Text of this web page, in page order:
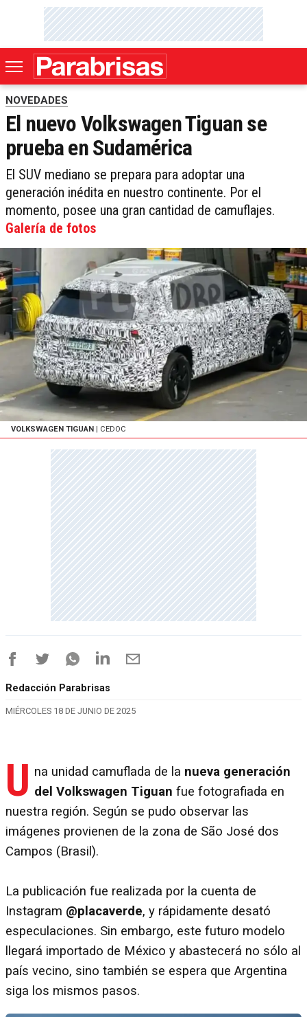
NOVEDADES
El nuevo Volkswagen Tiguan se
prueba en Sudamérica
El SUV mediano se prepara para adoptar una
generación inédita en nuestro continente. Por el
momento, posee una gran cantidad de camuflajes.
Galería de fotos
VOLKSWAGEN TIGUAN | CEDOC
Redacción Parabrisas
MIÉRCOLES 18 DE JUNIO DE 2025
U na unidad camuflada de la nueva generación
del Volkswagen Tiguan fue fotografiada en
nuestra región. Según se pudo observar las
imágenes provienen de la zona de São José dos
Campos (Brasil).
La publicación fue realizada por la cuenta de
Instagram @placaverde, y rápidamente desató
especulaciones. Sin embargo, este futuro modelo
llegará importado de México y abastecerá no sólo al
país vecino, sino también se espera que Argentina
siga los mismos pasos.